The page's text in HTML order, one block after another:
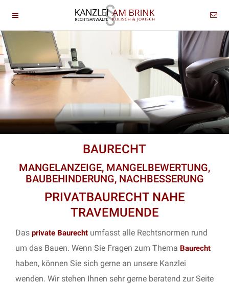
BAURECHT
MANGELANZEIGE, MANGELBEWERTUNG,
BAUBEHINDERUNG, NACHBESSERUNG
PRIVATBAURECHT NAHE
TRAVEMUENDE
Das private Baurecht umfasst alle Rechtsnormen rund
um das Bauen. Wenn Sie Fragen zum Thema Baurecht
haben, können Sie sich gerne an unsere Kanzlei
wenden. Wir stehen Ihnen sehr gerne beratend zur Seite